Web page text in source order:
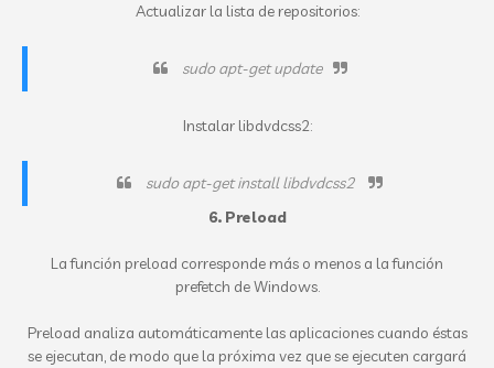
Actualizar la lista de repositorios:
sudo apt-get update
Instalar libdvdcss2:
sudo apt-get install libdvdcss2
6. Preload
La función preload corresponde más o menos a la función
prefetch de Windows.
Preload analiza automáticamente las aplicaciones cuando éstas
se ejecutan, de modo que la próxima vez que se ejecuten cargará